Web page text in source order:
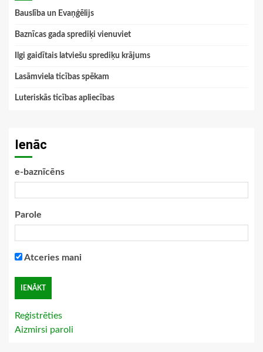
Bauslība un Evaņģēlijs
Baznīcas gada sprediķi vienuviet
Ilgi gaidītais latviešu sprediķu krājums
Lasāmviela ticības spēkam
Luteriskās ticības apliecības
Ienāc
e-baznīcēns
Parole
Atceries mani
Reģistrēties
Aizmirsi paroli